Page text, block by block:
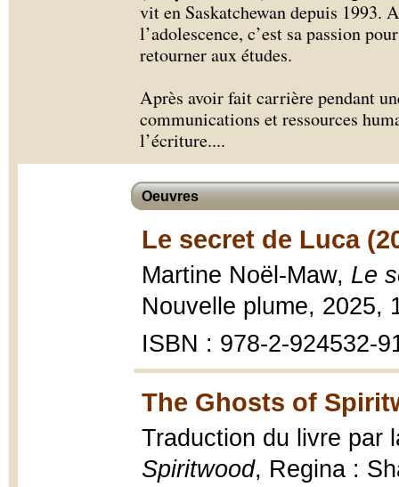
vit en Saskatchewan depuis 1993.
l’adolescence, c’est sa passion
retourner aux études.
Après avoir fait carrière pendant
communications et ressources
l’écriture....
Oeuvres
Le secret de Luca
Martine Noël-Maw, Le
Nouvelle plume, 2025,
ISBN : 978-2-924532-
The Ghosts of
Traduction du livre par
Spiritwood, Regina :